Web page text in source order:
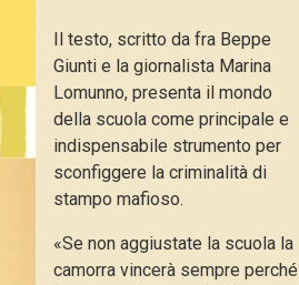
Il testo, scritto da fra Beppe
Giunti e la giornalista Marina
Lomunno, presenta il mondo
della scuola come principale e
indispensabile strumento per
sconfiggere la criminalità di
stampo mafioso.
«Se non aggiustate la scuola la
camorra vincerà sempre perché